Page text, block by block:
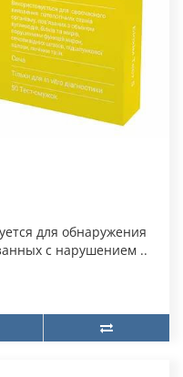
для обнаружения
с нарушением ..